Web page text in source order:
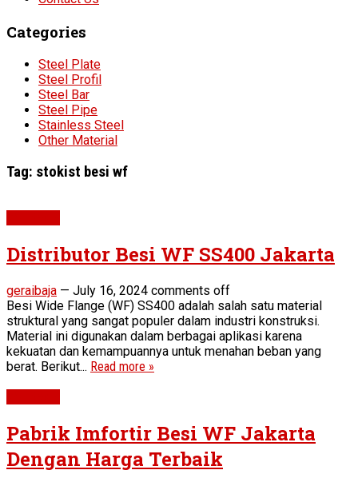
Categories
Steel Plate
Steel Profil
Steel Bar
Steel Pipe
Stainless Steel
Other Material
Tag: stokist besi wf
Distributor Besi WF SS400 Jakarta
geraibaja — July 16, 2024 comments off
Besi Wide Flange (WF) SS400 adalah salah satu material
struktural yang sangat populer dalam industri konstruksi.
Material ini digunakan dalam berbagai aplikasi karena
kekuatan dan kemampuannya untuk menahan beban yang
berat. Berikut... Read more »
Pabrik Imfortir Besi WF Jakarta
Dengan Harga Terbaik